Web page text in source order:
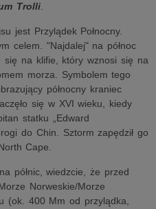
Trolli.
jest Przylądek Połnocny.
celem. "Najdalej" na północ
się na klifie, który wznosi się na
morza. Symbolem tego
północny kraniec
się w XVI wieku, kiedy
statku „Edward
do Chin. Sztorm zapędził go
Cape.
półnic, wiedzcie, że przed
Norweskie/Morze
(ok. 400 Mm od przylądka,